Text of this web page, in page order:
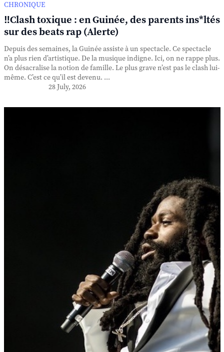
CHRONIQUE
‼️Clash toxique : en Guinée, des parents ins*ltés
sur des beats rap (Alerte)
Depuis des semaines, la Guinée assiste à un spectacle. Ce spectacle
n’a plus rien d’artistique. De la musique indigne. Ici, on ne rappe plus.
On désacralise la notion de famille. Le plus grave n’est pas le clash lui-
même. C’est ce qu’il est devenu. ...
28 July, 2026